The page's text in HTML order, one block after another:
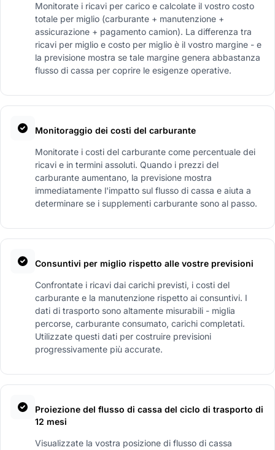
Monitorate i ricavi per carico e calcolate il vostro costo
totale per miglio (carburante + manutenzione +
assicurazione + pagamento camion). La differenza tra
ricavi per miglio e costo per miglio è il vostro margine - e
la previsione mostra se tale margine genera abbastanza
flusso di cassa per coprire le esigenze operative.
Monitoraggio dei costi del carburante
Monitorate i costi del carburante come percentuale dei
ricavi e in termini assoluti. Quando i prezzi del
carburante aumentano, la previsione mostra
immediatamente l'impatto sul flusso di cassa e aiuta a
determinare se i supplementi carburante sono al passo.
Consuntivi per miglio rispetto alle vostre previsioni
Confrontate i ricavi dai carichi previsti, i costi del
carburante e la manutenzione rispetto ai consuntivi. I
dati di trasporto sono altamente misurabili - miglia
percorse, carburante consumato, carichi completati.
Utilizzate questi dati per costruire previsioni
progressivamente più accurate.
Proiezione del flusso di cassa del ciclo di trasporto di
12 mesi
Visualizzate la vostra posizione di flusso di cassa